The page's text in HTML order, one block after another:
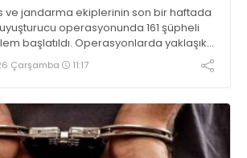
ve jandarma ekiplerinin son bir haftada
operasyonunda 161 şüpheli
başlatıldı. Operasyonlarda yaklaşık
madde ile 121 kök kenevir bitkisi
şüpheli tutuklandı
Çarşamba 11:17